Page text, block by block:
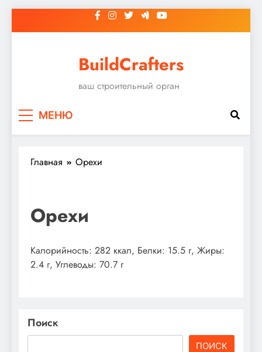
к
BuildCrafters
ваш строительный орган
МЕНЮ
Главная Орехи
Орехи
Калорийность: 282 ккал, Белки: 15.5 г, Жиры:
2.4 г, Углеводы: 70.7 г
Поиск
ПОИСК